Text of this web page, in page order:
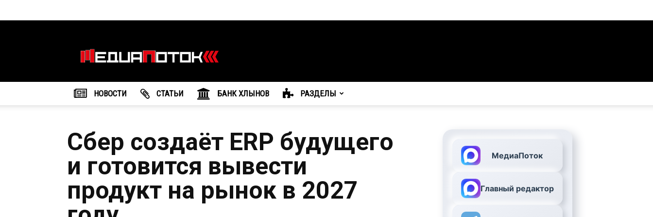
агентство
"МедиаПоток"
НОВОСТИ CТАТЬИ БАНК ХЛЫНОВ РАЗДЕЛЫ
Сбер создаёт ERP будущего
и готовится вывести
продукт на рынок в 2027
МедиаПоток
Главный редактор